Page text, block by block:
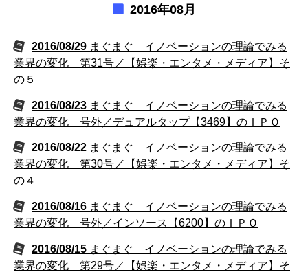
2016年08月
2016/08/29 まぐまぐ イノベーションの理論でみる
業界の変化 第31号／【娯楽・エンタメ・メディア】そ
の５
2016/08/23 まぐまぐ イノベーションの理論でみる
業界の変化 号外／デュアルタップ【3469】のＩＰＯ
2016/08/22 まぐまぐ イノベーションの理論でみる
業界の変化 第30号／【娯楽・エンタメ・メディア】そ
の４
2016/08/16 まぐまぐ イノベーションの理論でみる
業界の変化 号外／インソース【6200】のＩＰＯ
2016/08/15 まぐまぐ イノベーションの理論でみる
業界の変化 第29号／【娯楽・エンタメ・メディア】そ